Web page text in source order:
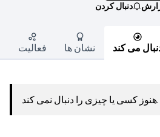
دنبال کردن
فعالیت نشان ها می کند
هنوز کسی یا چیزی را دنبال نمی کند.